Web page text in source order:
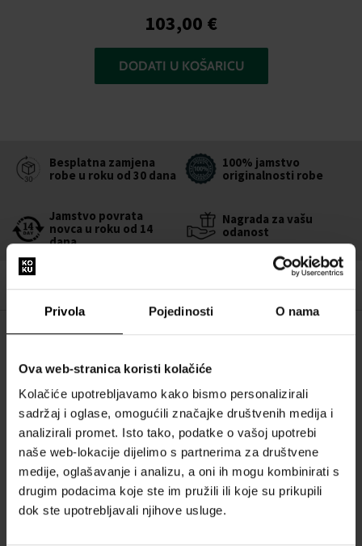
Privola Pojedinosti O nama
Ova web-stranica koristi kolačiće
Kolačiće upotrebljavamo kako bismo personalizirali
sadržaj i oglase, omogućili značajke društvenih medija i
analizirali promet. Isto tako, podatke o vašoj upotrebi
naše web-lokacije dijelimo s partnerima za društvene
medije, oglašavanje i analizu, a oni ih mogu kombinirati s
drugim podacima koje ste im pružili ili koje su prikupili
dok ste upotrebljavali njihove usluge.
103,00 €
DODATI U KOŠARICU
Besplatna zamjena
robe u roku od 30 dana
100% jamstvo
originalnosti robe
Jamstvo povrata
novca u roku od 14
dana
Nagrada za vašu
odanost
Zaboravite na pravila, granice i granice. Unisex Montale Arabians
Tonka Eau de Parfum je izvrstan za sve koji se ne boje istaknuti iz
gomile.
za osobe s nekonvencionalnim stilom
unisex miris
POJEDINOSTI